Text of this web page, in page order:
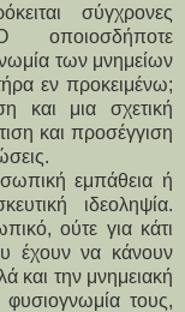
σύγχρονες
των μνημείων
εν προκειμένω;
και μια σχετική
και προσέγγιση
εμπάθεια ή
ιδεοληψία.
ούτε για κάτι
έχουν να κάνουν
και την μνημειακή
τους,